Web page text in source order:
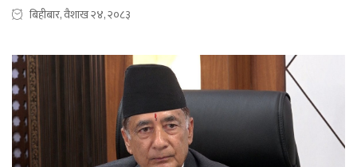
बिहीबार, वैशाख २४, २०८३